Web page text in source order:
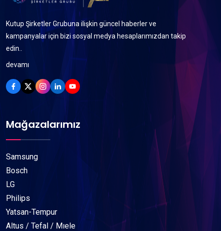
Kutup Şirketler Grubuna ilişkin güncel haberler ve
kampanyalar için bizi sosyal medya hesaplarımızdan takip
edin..
devamı
Mağazalarımız
Samsung
Bosch
LG
Philips
Yatsan-Tempur
Altus / Tefal / Mıele